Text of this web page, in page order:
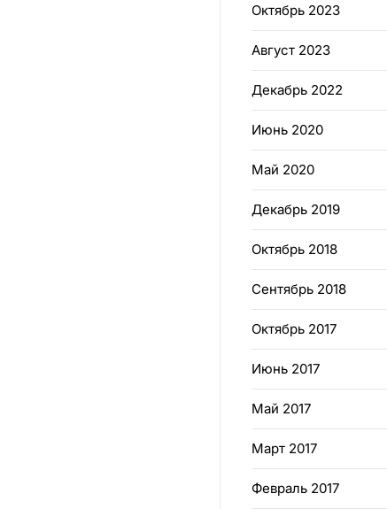
Октябрь 2023
Август 2023
Декабрь 2022
Июнь 2020
Май 2020
Декабрь 2019
Октябрь 2018
Сентябрь 2018
Октябрь 2017
Июнь 2017
Май 2017
Март 2017
Февраль 2017